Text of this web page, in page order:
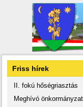
Friss hírek
II. fokú hőségriasztás
Meghívó